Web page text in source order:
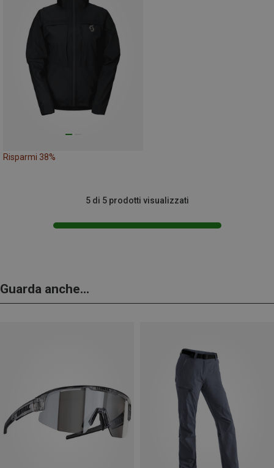
Risparmi 38%
5 di 5 prodotti visualizzati
Guarda anche...